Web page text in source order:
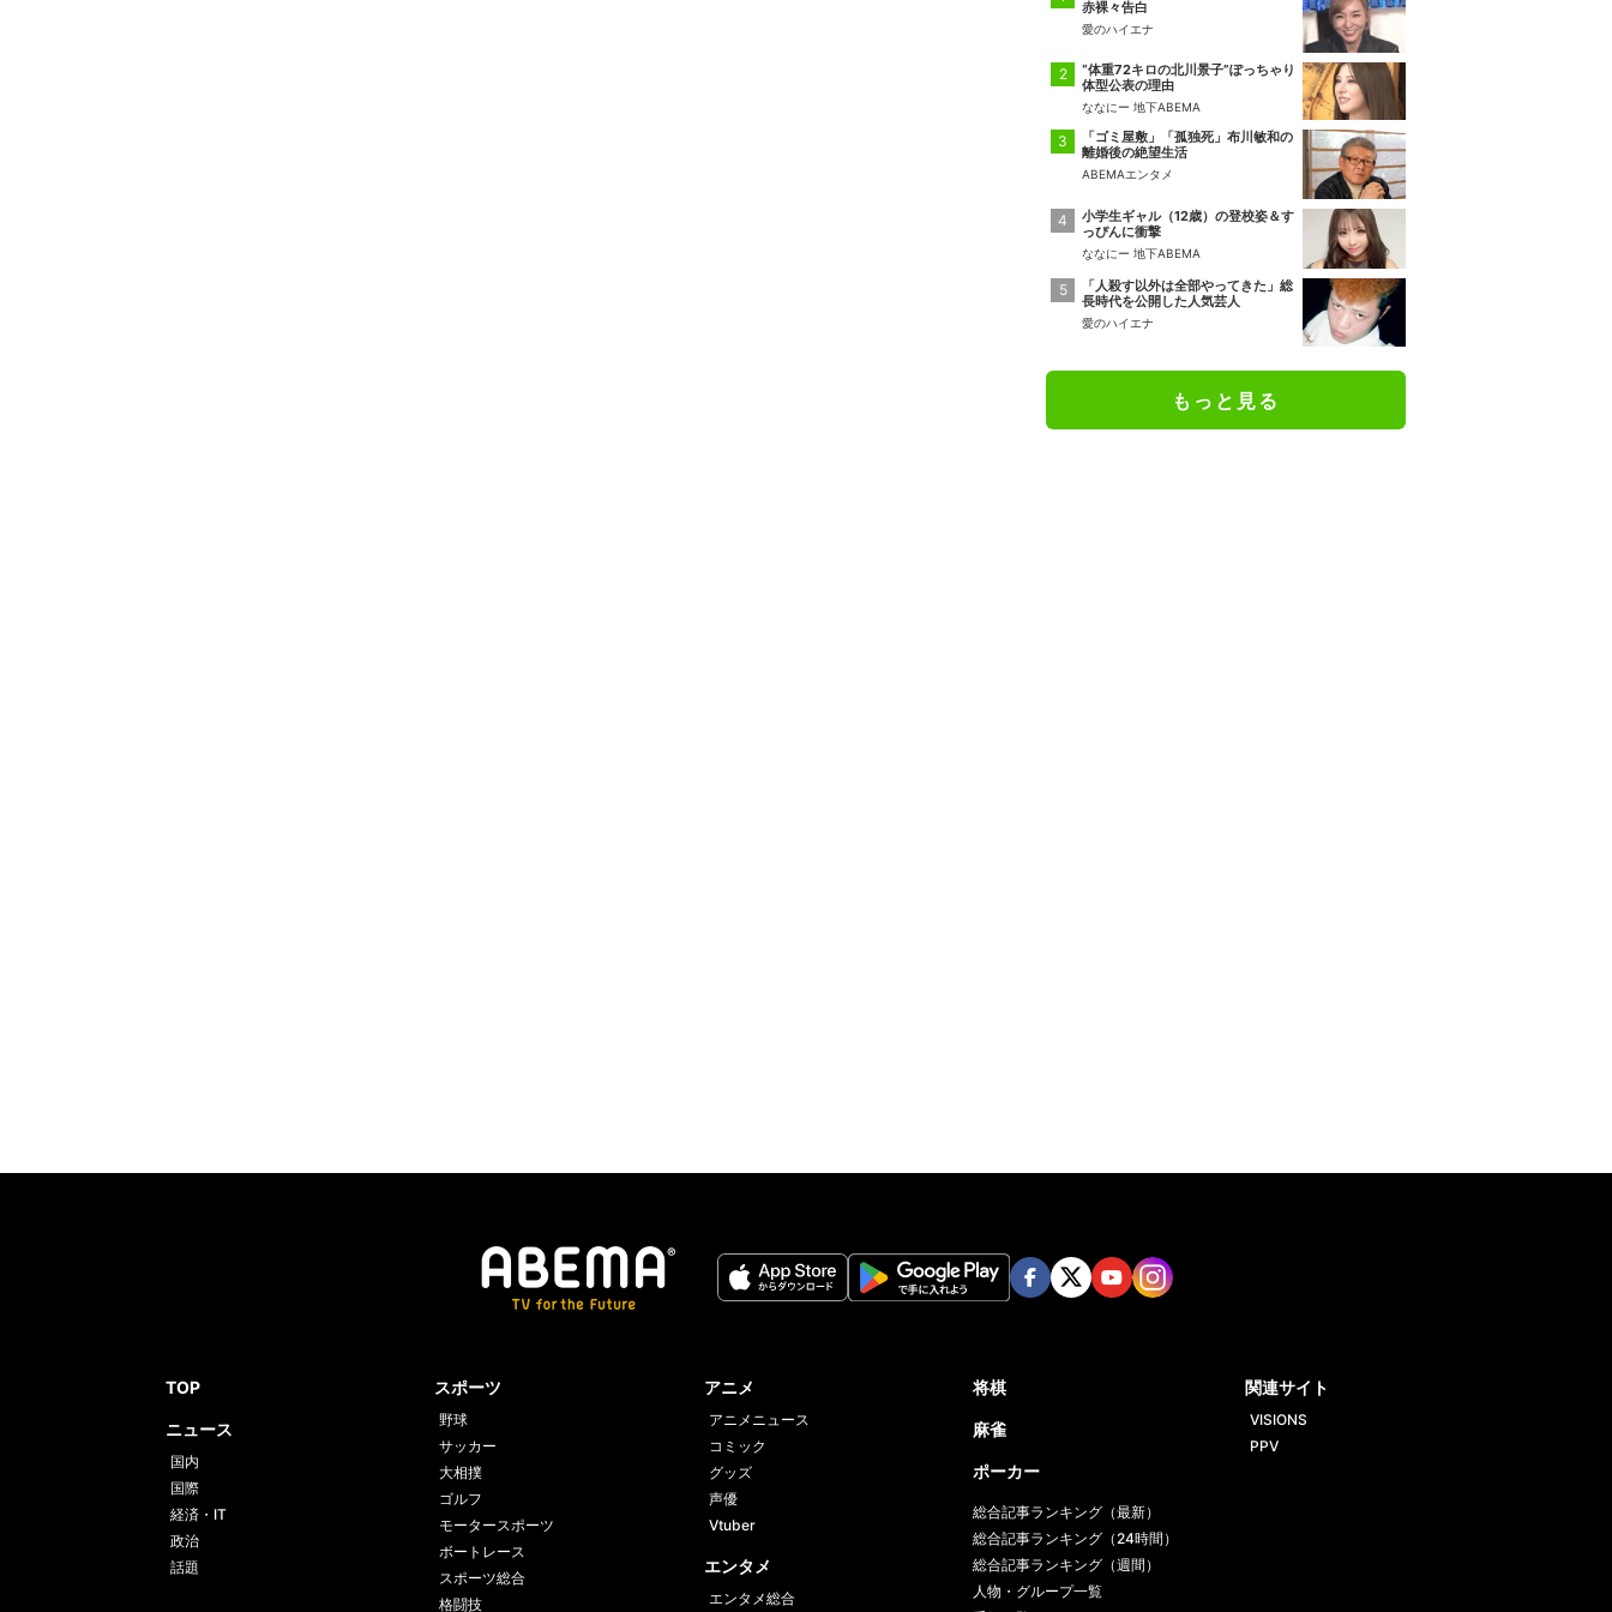
赤裸々告白
愛のハイエナ
“体重72キロの北川景子”ぽっちゃり
体型公表の理由
ななにー 地下ABEMA
「ゴミ屋敷」「孤独死」布川敏和の
離婚後の絶望生活
ABEMAエンタメ
小学生ギャル（12歳）の登校姿＆す
っぴんに衝撃
ななにー 地下ABEMA
「人殺す以外は全部やってきた」総
長時代を公開した人気芸人
愛のハイエナ
もっと見る
TOP
ニュース
国内
国際
経済・IT
政治
話題
スポーツ
野球
サッカー
大相撲
ゴルフ
モータースポーツ
ボートレース
スポーツ総合
格闘技
アニメ
アニメニュース
コミック
グッズ
声優
Vtuber
エンタメ
エンタメ総合
将棋
麻雀
ポーカー
総合記事ランキング（最新）
総合記事ランキング（24時間）
総合記事ランキング（週間）
人物・グループ一覧
関連サイト
VISIONS
PPV